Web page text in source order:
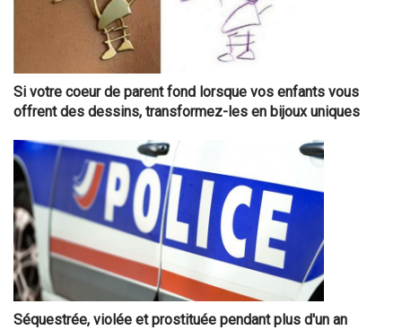
Si votre coeur de parent fond lorsque vos enfants vous
offrent des dessins, transformez-les en bijoux uniques
Séquestrée, violée et prostituée pendant plus d'un an